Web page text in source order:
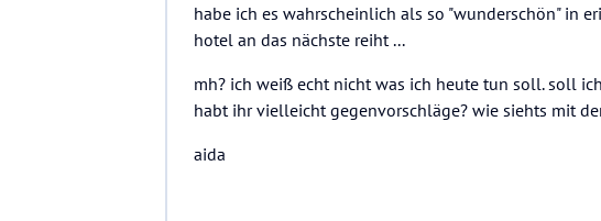
habe ich es wahrscheinlich als so "wunderschön" in
hotel an das nächste reiht ...
mh? ich weiß echt nicht was ich heute tun soll. soll
habt ihr vielleicht gegenvorschläge? wie siehts mit
aida